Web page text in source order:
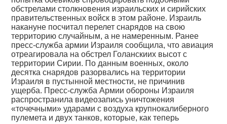
обстрелами столкновения израильских и сирийских
правительственных войск в этом районе. Израиль
накануне посчитал перелет снарядов на свою
территорию случайным, а не намеренным. Ранее
пресс-служба армии Израиля сообщила, что авиация
отреагировала на обстрел Голанскиих высот с
территории Сирии. По данным военных, около
десятка снарядов разорвались на территории
Израиля в пустынной местности, не причинив
ущерба. Пресс-служба Армии обороны Израиля
распространила видеозапись уничтожения
«точечными» ударами с воздуха крупнокалиберного
пулемета и двух танков, которые, как теперь